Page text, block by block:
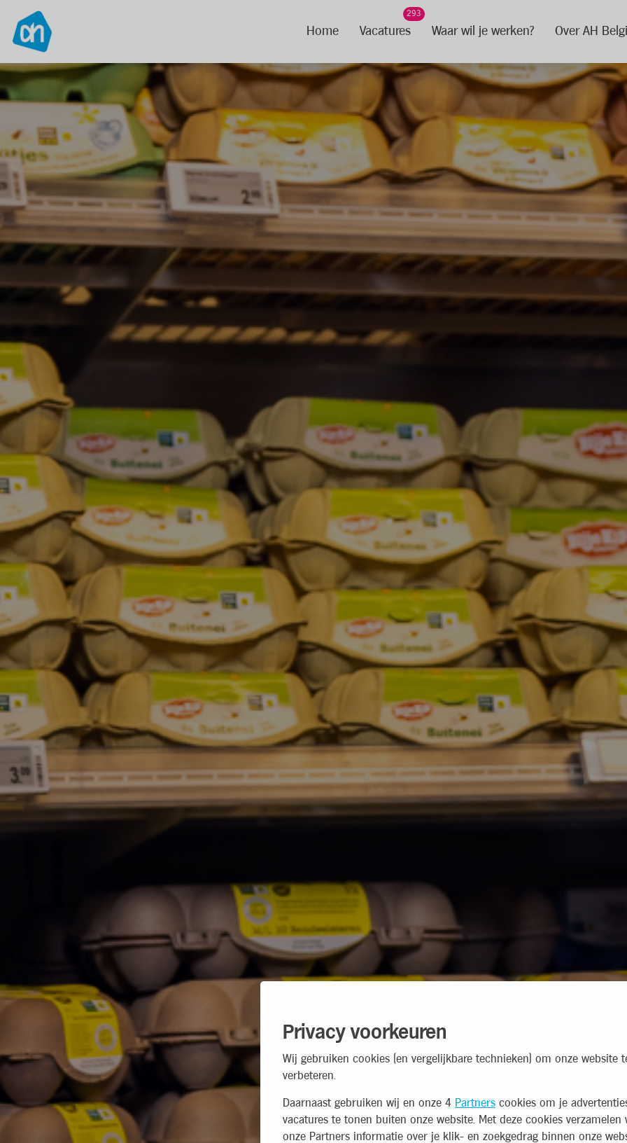
Privacy voorkeuren
Wij gebruiken cookies (en vergelijkbare technieken) om onze website
verbeteren.
Daarnaast gebruiken wij en onze 4 Partners cookies om je
vacatures te tonen buiten onze website. Met deze cookies verzamelen
onze Partners informatie over je klik- en zoekgedrag binnen onze
Home Vacatures
293
Waar wil je werken? Over AH